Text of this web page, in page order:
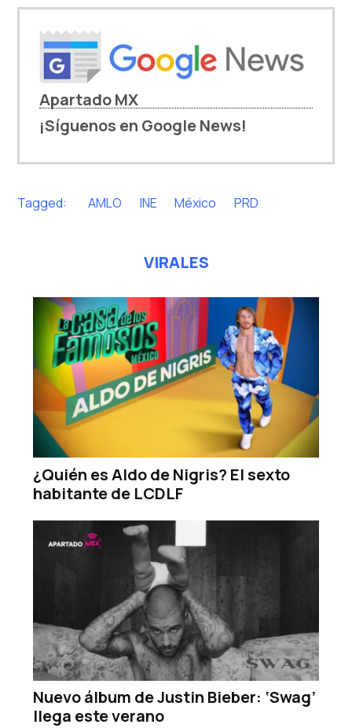
Apartado MX
¡Síguenos en Google News!
Tagged: AMLO INE México PRD
VIRALES
¿Quién es Aldo de Nigris? El sexto
habitante de LCDLF
Nuevo álbum de Justin Bieber: ‘Swag’
llega este verano